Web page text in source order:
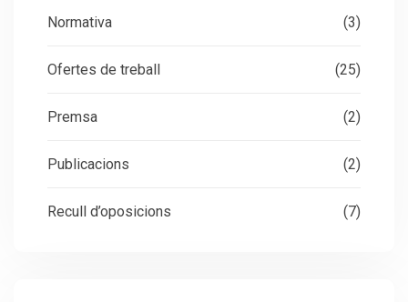
Normativa (3)
Ofertes de treball (25)
Premsa (2)
Publicacions (2)
Recull d’oposicions (7)